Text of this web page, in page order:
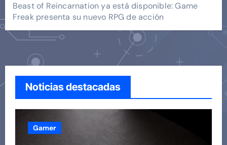
Beast of Reincarnation ya está disponible: Game
Freak presenta su nuevo RPG de acción
Noticias destacadas
Gamer